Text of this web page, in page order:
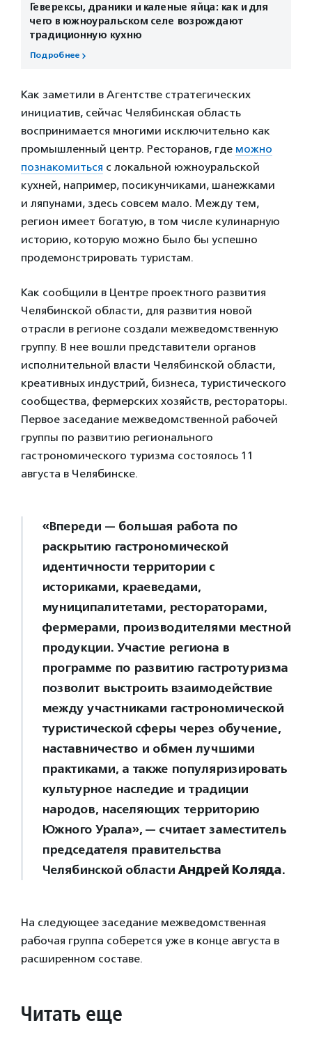
Геверексы, драники и каленые яйца: как и для
чего в южноуральском селе возрождают
традиционную кухню
Подробнее
Как заметили в Агентстве стратегических
инициатив, сейчас Челябинская область
воспринимается многими исключительно как
промышленный центр. Ресторанов, где можно
познакомиться с локальной южноуральской
кухней, например, посикунчиками, шанежками
и ляпунами, здесь совсем мало. Между тем,
регион имеет богатую, в том числе кулинарную
историю, которую можно было бы успешно
продемонстрировать туристам.
Как сообщили в Центре проектного развития
Челябинской области, для развития новой
отрасли в регионе создали межведомственную
группу. В нее вошли представители органов
исполнительной власти Челябинской области,
креативных индустрий, бизнеса, туристического
сообщества, фермерских хозяйств, рестораторы.
Первое заседание межведомственной рабочей
группы по развитию регионального
гастрономического туризма состоялось 11
августа в Челябинске.
«Впереди — большая работа по
раскрытию гастрономической
идентичности территории с
историками, краеведами,
муниципалитетами, рестораторами,
фермерами, производителями местной
продукции. Участие региона в
программе по развитию гастротуризма
позволит выстроить взаимодействие
между участниками гастрономической
туристической сферы через обучение,
наставничество и обмен лучшими
практиками, а также популяризировать
культурное наследие и традиции
народов, населяющих территорию
Южного Урала», — считает заместитель
председателя правительства
Челябинской области Андрей Коляда.
На следующее заседание межведомственная
рабочая группа соберется уже в конце августа в
расширенном составе.
Читать еще